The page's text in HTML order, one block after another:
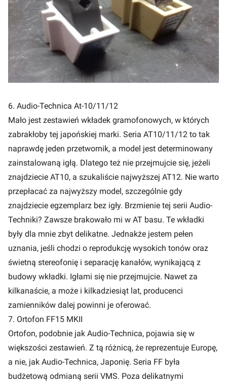
6. Audio-Technica At-10/11/12
Mało jest zestawień wkładek gramofonowych, w których
zabrakłoby tej japońskiej marki. Seria AT10/11/12 to tak
naprawdę jeden przetwornik, a model jest determinowany
zainstalowaną igłą. Dlatego też nie przejmujcie się, jeżeli
znajdziecie AT10, a szukaliście najwyższej AT12. Nie warto
przepłacać za najwyższy model, szczególnie gdy
znajdziecie egzemplarz bez igły. Brzmienie tej serii Audio-
Techniki? Zawsze brakowało mi w AT basu. Te wkładki
były dla mnie zbyt delikatne. Jednakże jestem pełen
uznania, jeśli chodzi o reprodukcję wysokich tonów oraz
świetną stereofonię i separację kanałów, wynikającą z
budowy wkładki. Igłami się nie przejmujcie. Nawet za
kilkanaście, a może i kilkadziesiąt lat, producenci
zamienników dalej powinni je oferować.
7. Ortofon FF15 MKII
Ortofon, podobnie jak Audio-Technica, pojawia się w
większości zestawień. Z tą różnicą, że reprezentuje Europę,
a nie, jak Audio-Technica, Japonię. Seria FF była
budżetową odmianą serii VMS. Poza delikatnymi